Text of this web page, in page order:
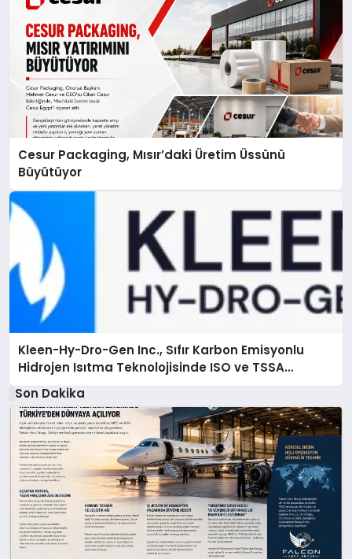
Cesur Packaging, Mısır’daki Üretim Üssünü
Büyütüyor
Kleen-Hy-Dro-Gen Inc., Sıfır Karbon Emisyonlu
Hidrojen Isıtma Teknolojisinde ISO ve TSSA
Düzenleyici Onaylarını Aldı
Son Dakika